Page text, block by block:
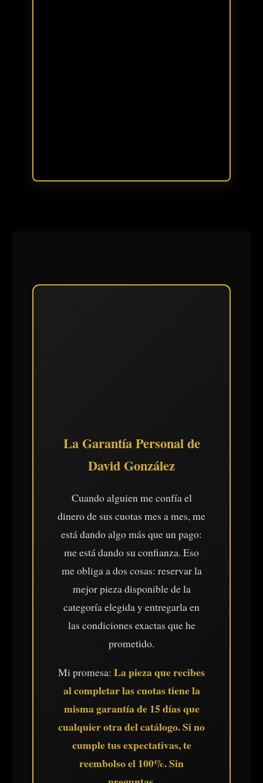
La Garantía Personal de
David González
Cuando alguien me confía el
dinero de sus cuotas mes a mes, me
está dando algo más que un pago:
me está dando su confianza. Eso
me obliga a dos cosas: reservar la
mejor pieza disponible de la
categoría elegida y entregarla en
las condiciones exactas que he
prometido.
Mi promesa: La pieza que recibes
al completar las cuotas tiene la
misma garantía de 15 días que
cualquier otra del catálogo. Si no
cumple tus expectativas, te
reembolso el 100%. Sin